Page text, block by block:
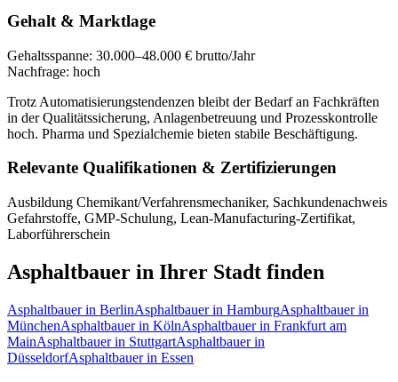
Gehalt & Marktlage
Gehaltsspanne: 30.000–48.000 € brutto/Jahr
Nachfrage: hoch
Trotz Automatisierungstendenzen bleibt der Bedarf an Fachkräften
in der Qualitätssicherung, Anlagenbetreuung und Prozesskontrolle
hoch. Pharma und Spezialchemie bieten stabile Beschäftigung.
Relevante Qualifikationen & Zertifizierungen
Ausbildung Chemikant/Verfahrensmechaniker, Sachkundenachweis
Gefahrstoffe, GMP-Schulung, Lean-Manufacturing-Zertifikat,
Laborführerschein
Asphaltbauer in Ihrer Stadt finden
Asphaltbauerin BerlinAsphaltbauerin HamburgAsphaltbauerin
MünchenAsphaltbauerin KölnAsphaltbauerin Frankfurt am
MainAsphaltbauerin StuttgartAsphaltbauerin
DüsseldorfAsphaltbauerin Essen